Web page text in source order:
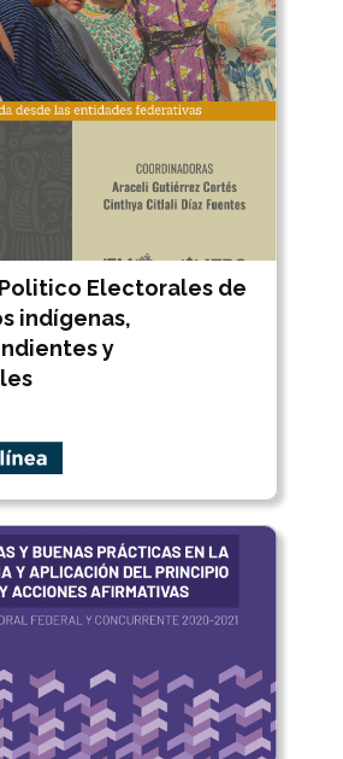
Electorales de
indígenas,
y